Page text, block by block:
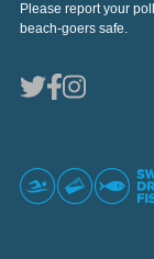
Please report your
beach-goers safe.